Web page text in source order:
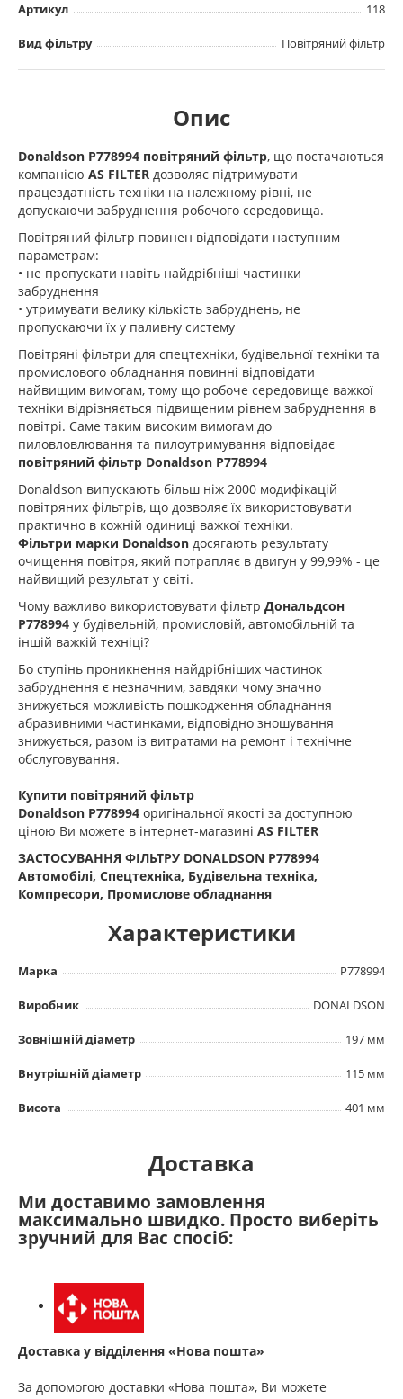
Артикул 118
Вид фільтру Повітряний фільтр
Опис
Donaldson P778994 повітряний фільтр, що постачаються
компанією AS FILTER дозволяє підтримувати
працездатність техніки на належному рівні, не
допускаючи забруднення робочого середовища.
Повітряний фільтр повинен відповідати наступним
параметрам:
• не пропускати навіть найдрібніші частинки
забруднення
• утримувати велику кількість забруднень, не
пропускаючи їх у паливну систему
Повітряні фільтри для спецтехніки, будівельної техніки та
промислового обладнання повинні відповідати
найвищим вимогам, тому що робоче середовище важкої
техніки відрізняється підвищеним рівнем забруднення в
повітрі. Саме таким високим вимогам до
пиловловлювання та пилоутримування відповідає
повітряний фільтр Donaldson P778994
Donaldson випускають більш ніж 2000 модифікацій
повітряних фільтрів, що дозволяє їх використовувати
практично в кожній одиниці важкої техніки.
Фільтри марки Donaldson досягають результату
очищення повітря, який потрапляє в двигун у 99,99% - це
найвищий результат у світі.
Чому важливо використовувати фільтр Дональдсон
P778994 у будівельній, промисловій, автомобільній та
іншій важкій техніці?
Бо ступінь проникнення найдрібніших частинок
забруднення є незначним, завдяки чому значно
знижується можливість пошкодження обладнання
абразивними частинками, відповідно зношування
знижується, разом із витратами на ремонт і технічне
обслуговування.
Купити повітряний фільтр
Donaldson P778994 оригінальної якості за доступною
ціною Ви можете в інтернет-магазині AS FILTER
ЗАСТОСУВАННЯ ФІЛЬТРУ DONALDSON P778994
Автомобілі, Спецтехніка, Будівельна техніка,
Компресори, Промислове обладнання
Характеристики
Марка P778994
Виробник DONALDSON
Зовнішній діаметр 197 мм
Внутрішній діаметр 115 мм
Висота 401 мм
Доставка
Ми доставимо замовлення
максимально швидко. Просто виберіть
зручний для Вас спосіб:
Доставка у відділення «Нова пошта»
За допомогою доставки «Нова пошта», Ви можете